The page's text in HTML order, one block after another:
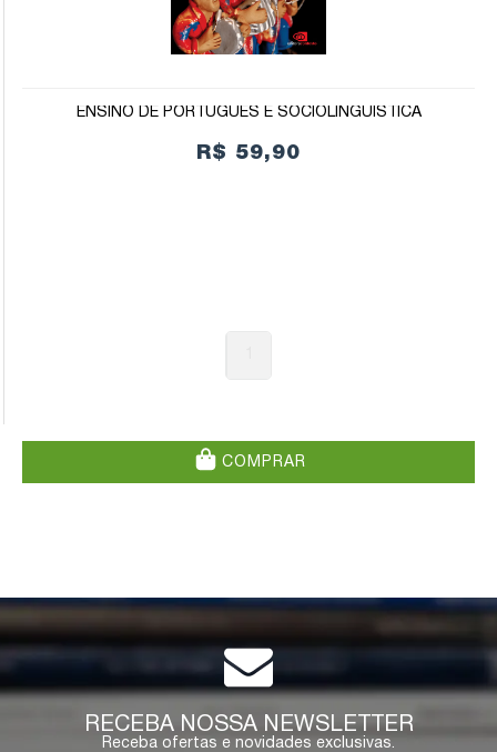
ENSINO DE PORTUGUÊS E SOCIOLINGUÍSTICA
R$ 59,90
COMPRAR
RECEBA NOSSA NEWSLETTER
Receba ofertas e novidades exclusivas.